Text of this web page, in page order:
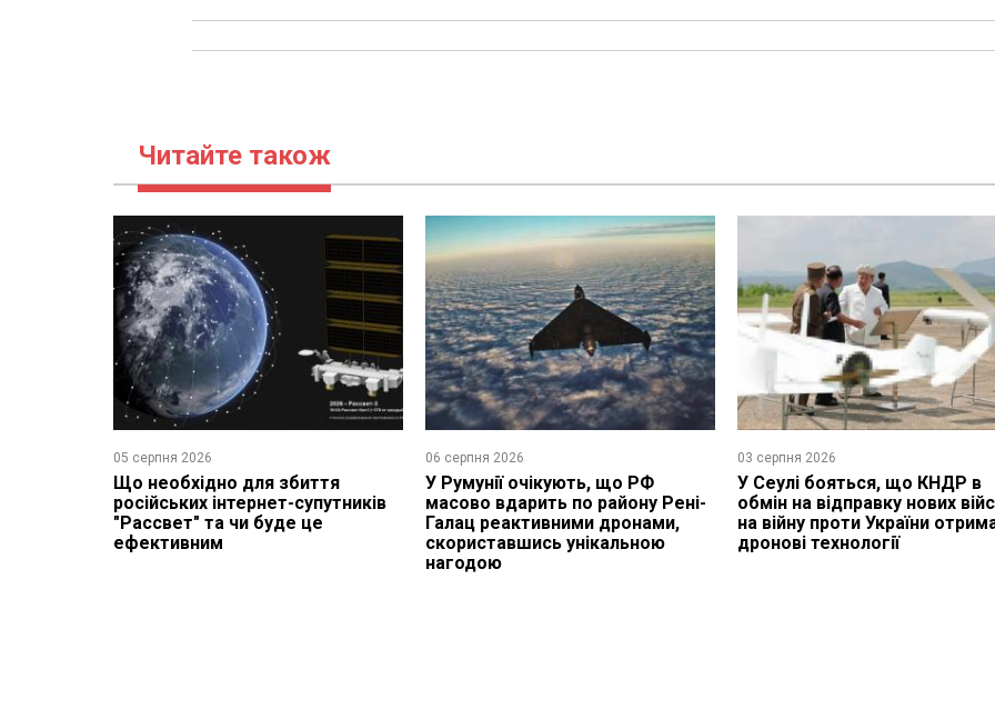
Читайте також
05 серпня 2026
Що необхідно для збиття
російських інтернет-супутників
"Рассвет" та чи буде це
ефективним
06 серпня 2026
У Румунії очікують, що РФ
масово вдарить по району Рені-
Галац реактивними дронами,
скориставшись унікальною
нагодою
03 серпня 2026
У Сеулі бояться, що КНДР в
обмін на відправку нових
на війну проти України
дронові технології